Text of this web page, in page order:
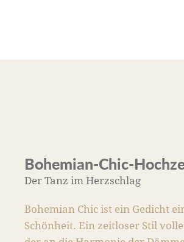
Bohemian-Chic-
Der Tanz im Herzschlag
Bohemian Chic ist ein Gedicht
Schönheit. Ein zeitloser Stil